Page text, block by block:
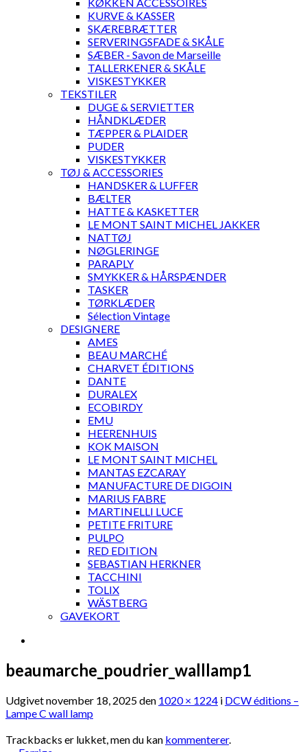
KURVE & KASSER
SKÆREBRÆTTER
SERVERINGSFADE & SKÅLE
SÆBER - Savon de Marseille
TALLERKENER & SKÅLE
VISKESTYKKER
TEKSTILER
DUGE & SERVIETTER
HÅNDKLÆDER
TÆPPER & PLAIDER
PUDER
VISKESTYKKER
TØJ & ACCESSORIES
HANDSKER & LUFFER
BÆLTER
HATTE & KASKETTER
LE MONT SAINT MICHEL JAKKER
NATTØJ
NØGLERINGE
PARAPLY
SMYKKER & HÅRSPÆNDER
TASKER
TØRKLÆDER
Sélection Vintage
DESIGNERE
AMES
BEAU MARCHÉ
CHARVET ÉDITIONS
DANTE
DURALEX
ECOBIRDY
EMU
HEERENHUIS
KOK MAISON
LE MONT SAINT MICHEL
MANTAS EZCARAY
MANUFACTURE DE DIGOIN
MARIUS FABRE
MARTINELLI LUCE
PETITE FRITURE
PULPO
RED EDITION
SEBASTIAN HERKNER
TACCHINI
TOLIX
WÄSTBERG
GAVEKORT
beaumarche_poudrier_walllamp1
Udgivetnovember 18, 2025den 1020 × 1224 i DCW éditions –
Lampe C wall lamp
Trackbacks er lukket, men du kan kommenterer.